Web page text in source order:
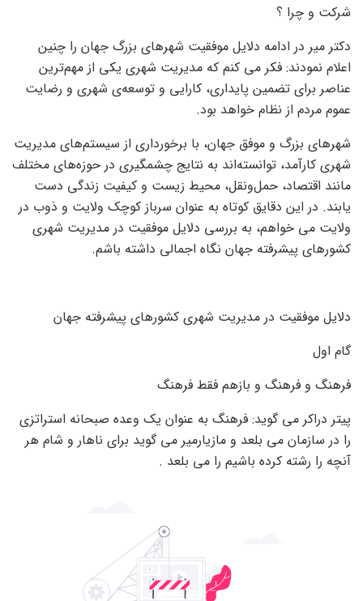
شرکت و چرا ؟
دکتر میر در ادامه دلایل موفقیت شهرهای بزرگ جهان را چنین
اعلام نمودند: فکر می کنم که مدیریت شهری یکی از مهم‌ترین
عناصر برای تضمین پایداری، کارایی و توسعه‌ی شهری و رضایت
عموم مردم از نظام خواهد بود.
شهرهای بزرگ و موفق جهان، با برخورداری از سیستم‌های مدیریت
شهری کارآمد، توانسته‌اند به نتایج چشمگیری در حوزه‌های مختلف
مانند اقتصاد، حمل‌ونقل، محیط زیست و کیفیت زندگی دست
یابند. در این دقایق کوتاه به عنوان سرباز کوچک ولایت و ذوب در
ولایت می خواهم، به بررسی دلایل موفقیت در مدیریت شهری
کشورهای پیشرفته جهان نگاه اجمالی داشته باشم.
دلایل موفقیت در مدیریت شهری کشورهای پیشرفته جهان
گام اول
فرهنگ و فرهنگ و بازهم فقط فرهنگ
پیتر دراکر می گوید: فرهنگ به عنوان یک وعده صبحانه استراتزی
را در سازمان می بلعد و مازیارمیر می گوید برای ناهار و شام هر
آنچه را رشته کرده باشیم را می بلعد .